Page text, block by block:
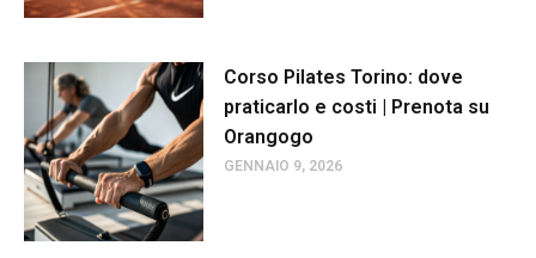
Corso Pilates Torino: dove
praticarlo e costi | Prenota su
Orangogo
GENNAIO 9, 2026